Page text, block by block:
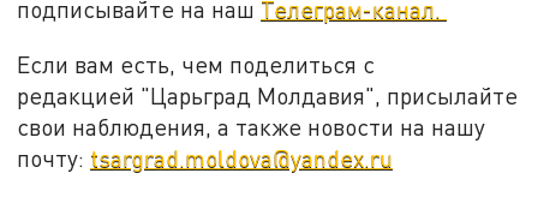
подписывайте на наш Телеграм-канал.
Если вам есть, чем поделиться с
редакцией "Царьград Молдавия", присылайте
свои наблюдения, а также новости на нашу
почту: tsargrad.moldova@yandex.ru